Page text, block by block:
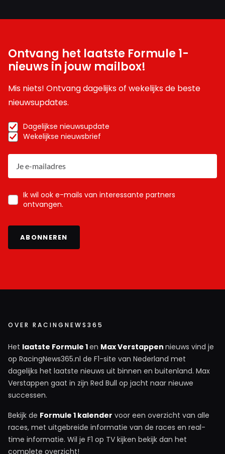
Ontvang het laatste Formule 1-
nieuws in jouw mailbox!
Mis niets! Ontvang dagelijks of wekelijks de beste
nieuwsupdates.
Dagelijkse nieuwsupdate
Wekelijkse nieuwsbrief
Ik wil ook e-mails van interessante partners
ontvangen.
ABONNEREN
OVER RACINGNEWS365
Het laatste Formule 1en Max Verstappen nieuws vind je
op RacingNews365.nl de F1-site van Nederland met
dagelijks het laatste nieuws uit binnen en buitenland. Max
Verstappen gaat in zijn Red Bull op jacht naar nieuwe
successen.
Bekijk de Formule 1 kalender voor een overzicht van alle
races, met uitgebreide informatie van de races en real-
time informatie. Wil je F1 op TV kijken bekijk dan het
complete overzicht!